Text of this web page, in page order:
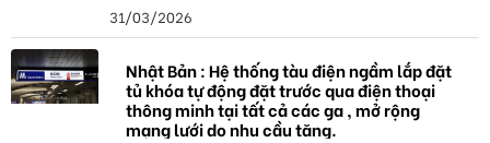
31/03/2026
Nhật Bản : Hệ thống tàu điện ngầm lắp đặt
tủ khóa tự động đặt trước qua điện thoại
thông minh tại tất cả các ga , mở rộng
mạng lưới do nhu cầu tăng.